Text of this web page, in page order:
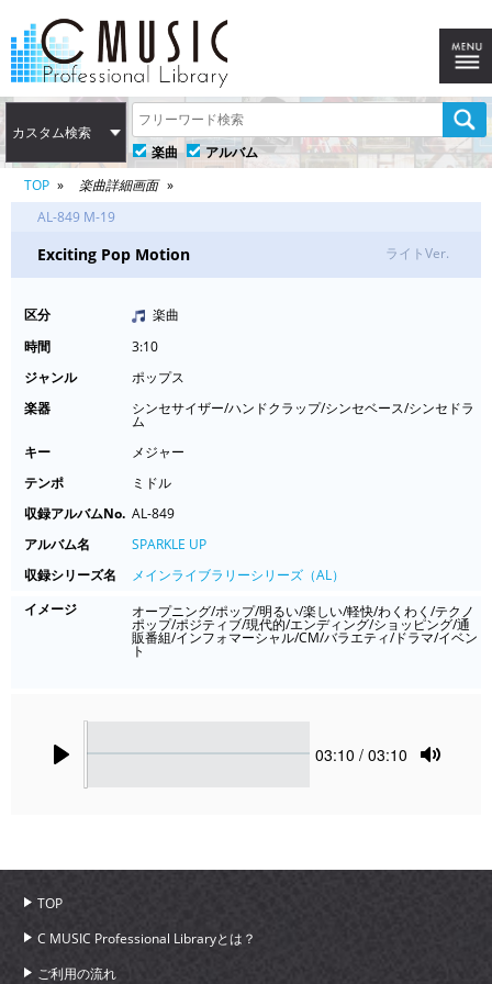
カスタム検索
楽曲
アルバム
TOP
楽曲詳細画面
AL-849 M-19
Exciting Pop Motion ライトVer.
区分
楽曲
時間
3:10
ジャンル
ポップス
楽器
シンセサイザー/ハンドクラップ/シンセベース/シンセドラ
ム
キー
メジャー
テンポ
ミドル
収録アルバムNo. AL-849
アルバム名
SPARKLE UP
収録シリーズ名
メインライブラリーシリーズ（AL）
イメージ
オープニング/ポップ/明るい/楽しい/軽快/わくわく/テクノ
ポップ/ポジティブ/現代的/エンディング/ショッピング/通
販番組/インフォマーシャル/CM/バラエティ/ドラマ/イベン
ト
Current
03:10 / 03:10
TOP
C MUSIC Professional Libraryとは？
ご利用の流れ